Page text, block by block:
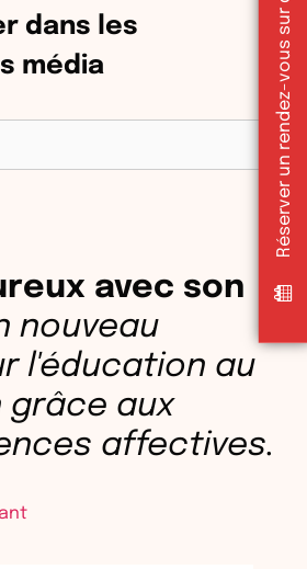
avec son
nouveau
l'éducation au
grâce aux
affectives.
dans les
média
Réserver un rendez-vous sur doctolib